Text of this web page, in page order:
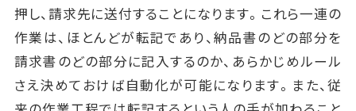
押し、請求先に送付することになります。これら一連の
作業は、ほとんどが転記であり、納品書のどの部分を
請求書のどの部分に記入するのか、あらかじめルール
さえ決めておけば自動化が可能になります。また、従